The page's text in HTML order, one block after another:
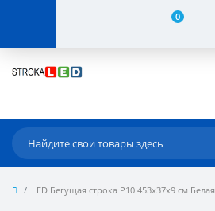
0
LED Бегущая строка Р10 453x37x9 см Белая